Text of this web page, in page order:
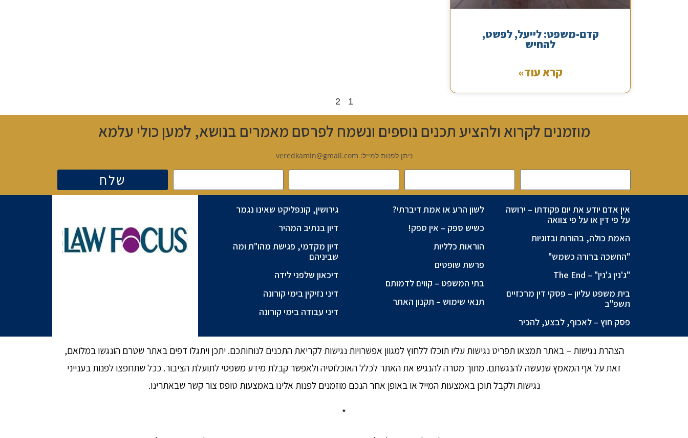
קדם-משפט: לייעל, לפשט,
להחיש
קרא עוד»
1
2
מוזמנים לקרוא ולהציע תכנים נוספים ונשמח לפרסם מאמרים בנושא, למען כולי עלמא
ניתן לפנות למייל: veredkamin@gmail.com
שלח
אין אדם יודע את יום פקודתו – ירושה
על פי דין או על פי צוואה
האמת כולה, בהורות ובזוגיות
"החשכה ברורה כשמש"
"ג'נין ג'נין" – The End
בית משפט עליון – פסקי דין מרכזיים
תשפ"ב
פסק חוץ – לאכוף, לבצע, להכיר
לשון הרע או אמת דיברתי?
כשיש ספק – אין ספק!
הוראות כלליות
פרשת שופטים
בתי המשפט – קווים לדמותם
תנאי שימוש – תקנון האתר
גירושין, קונפליקט שאינו נגמר
דיון בנתיב המהיר
דיון מקדמי, פגישת מהו"ת ומה
שביניהם
דיכאון שלפני לידה
דיני נזיקין בימי קורונה
דיני עבודה בימי קורונה
הצהרת נגישות – באתר תמצאו תפריט נגישות עליו תוכלו ללחוץ למגוון אפשרויות נגישות לקריאת התכנים לנוחותכם. יתכן ויתגלו דפים באתר שטרם הונגשו במלואם,
זאת על אף המאמץ שנעשה להנגשתם. מתוך מטרה להנגיש את האתר לכלל האוכלוסיה ולאפשר קבלת מידע משפטי לתועלת הציבור. ככל שתחפצו לפנות בענייני
נגישות ולקבל תוכן באמצעות המייל או באופן אחר הנכם מוזמנים לפנות אלינו באמצעות טופס צור קשר שבאתרינו.
*